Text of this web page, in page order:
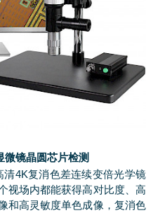
镜晶圆芯片检测
4K复消色差连续变倍光学镜
视场内都能获得高对比度、高
和高灵敏度单色成像，复消色